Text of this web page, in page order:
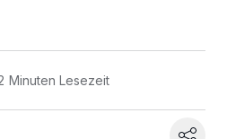
Minuten Lesezeit
„Wir und unsere Partner
sind, sind manche Inhalte und